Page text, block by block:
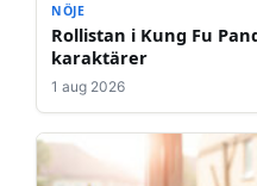
NÖJE
Rollistan i Kung Fu
karaktärer
1 aug 2026